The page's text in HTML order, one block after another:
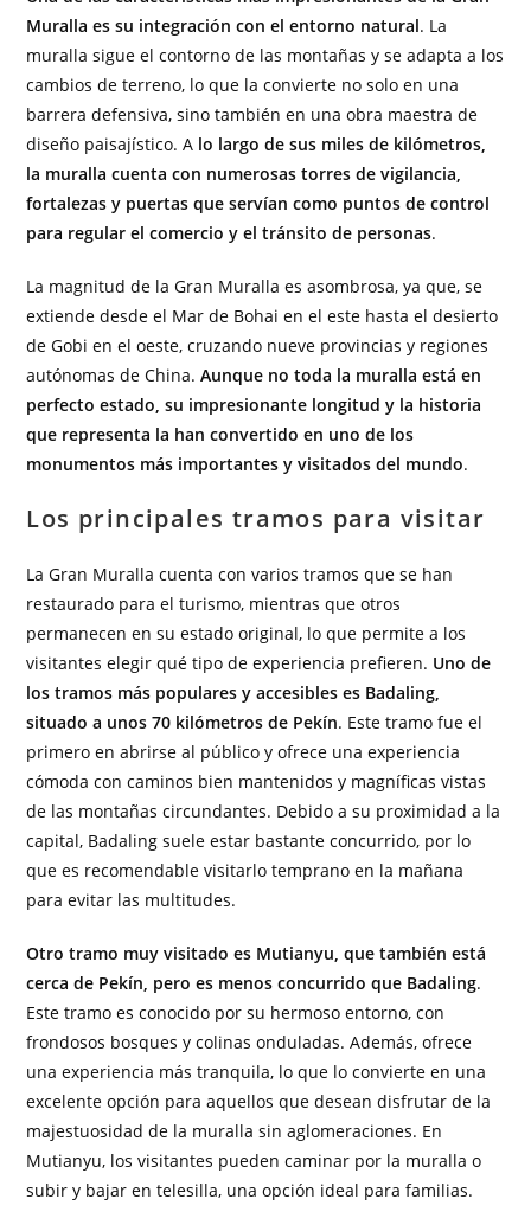
Muralla es su integración con el entorno natural. La
muralla sigue el contorno de las montañas y se adapta a los
cambios de terreno, lo que la convierte no solo en una
barrera defensiva, sino también en una obra maestra de
diseño paisajístico. A lo largo de sus miles de kilómetros,
la muralla cuenta con numerosas torres de vigilancia,
fortalezas y puertas que servían como puntos de control
para regular el comercio y el tránsito de personas.
La magnitud de la Gran Muralla es asombrosa, ya que, se
extiende desde el Mar de Bohai en el este hasta el desierto
de Gobi en el oeste, cruzando nueve provincias y regiones
autónomas de China.Aunque no toda la muralla está en
perfecto estado, su impresionante longitud y la historia
que representa la han convertido en uno de los
monumentos más importantes y visitados del mundo.
Los principales tramos para visitar
La Gran Muralla cuenta con varios tramos que se han
restaurado para el turismo, mientras que otros
permanecen en su estado original, lo que permite a los
visitantes elegir qué tipo de experiencia prefieren. Uno de
los tramos más populares y accesibles es Badaling,
situado a unos 70 kilómetros de Pekín. Este tramo fue el
primero en abrirse al público y ofrece una experiencia
cómoda con caminos bien mantenidos y magníficas vistas
de las montañas circundantes. Debido a su proximidad a la
capital, Badaling suele estar bastante concurrido, por lo
que es recomendable visitarlo temprano en la mañana
para evitar las multitudes.
Otro tramo muy visitado es Mutianyu, que también está
cerca de Pekín, pero es menos concurrido que Badaling.
Este tramo es conocido por su hermoso entorno, con
frondosos bosques y colinas onduladas. Además, ofrece
una experiencia más tranquila, lo que lo convierte en una
excelente opción para aquellos que desean disfrutar de la
majestuosidad de la muralla sin aglomeraciones. En
Mutianyu, los visitantes pueden caminar por la muralla o
subir y bajar en telesilla, una opción ideal para familias.